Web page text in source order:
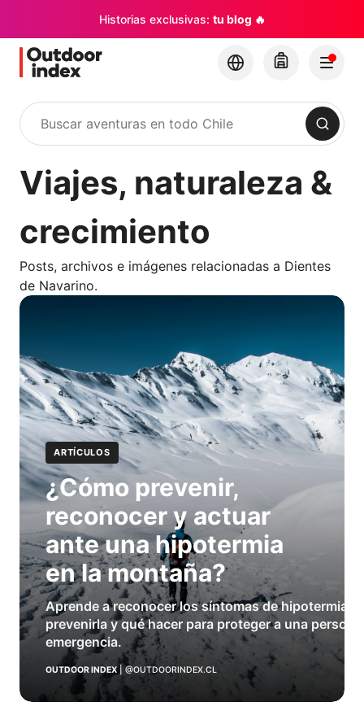
Historias exclusivas: tu blog 🔥
Buscar
Viajes, naturaleza &
crecimiento
Posts, archivos e imágenes relacionadas a Dientes
de Navarino.
ARTÍCULOS
¿Cómo prevenir,
reconocer y actuar
ante una hipotermia
en la montaña?
Aprende a reconocer los síntomas de hipotermia
prevenirla y qué hacer para proteger a una
emergencia.
OUTDOOR INDEX| @OUTDOORINDEX.CL